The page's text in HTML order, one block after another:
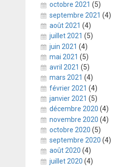
octobre 2021 (5)
septembre 2021 (4)
août 2021 (4)
juillet 2021 (5)
juin 2021 (4)
mai 2021 (5)
avril 2021 (5)
mars 2021 (4)
février 2021 (4)
janvier 2021 (5)
décembre 2020 (4)
novembre 2020 (4)
octobre 2020 (5)
septembre 2020 (4)
août 2020 (4)
juillet 2020 (4)